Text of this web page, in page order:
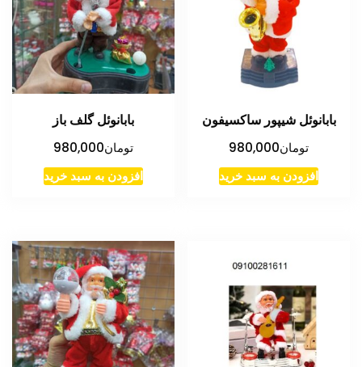
بابانوئل شیپور ساکسیفون
تومان980,000
افزودن به سبد خرید
بابانوئل گلف باز
تومان980,000
افزودن به سبد خرید